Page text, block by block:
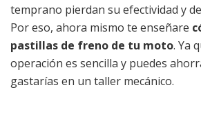
temprano pierdan su efectividad y
Por eso, ahora mismo te enseñare
pastillas de freno de tu moto. Ya
operación es sencilla y puedes
gastarías en un taller mecánico.